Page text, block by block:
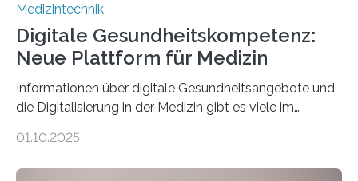
Medizintechnik
Digitale Gesundheitskompetenz:
Neue Plattform für Medizin
Informationen über digitale Gesundheitsangebote und
die Digitalisierung in der Medizin gibt es viele im
seriösen und wissenschaftlich abgesicherten Inhalten?
01.10.2025